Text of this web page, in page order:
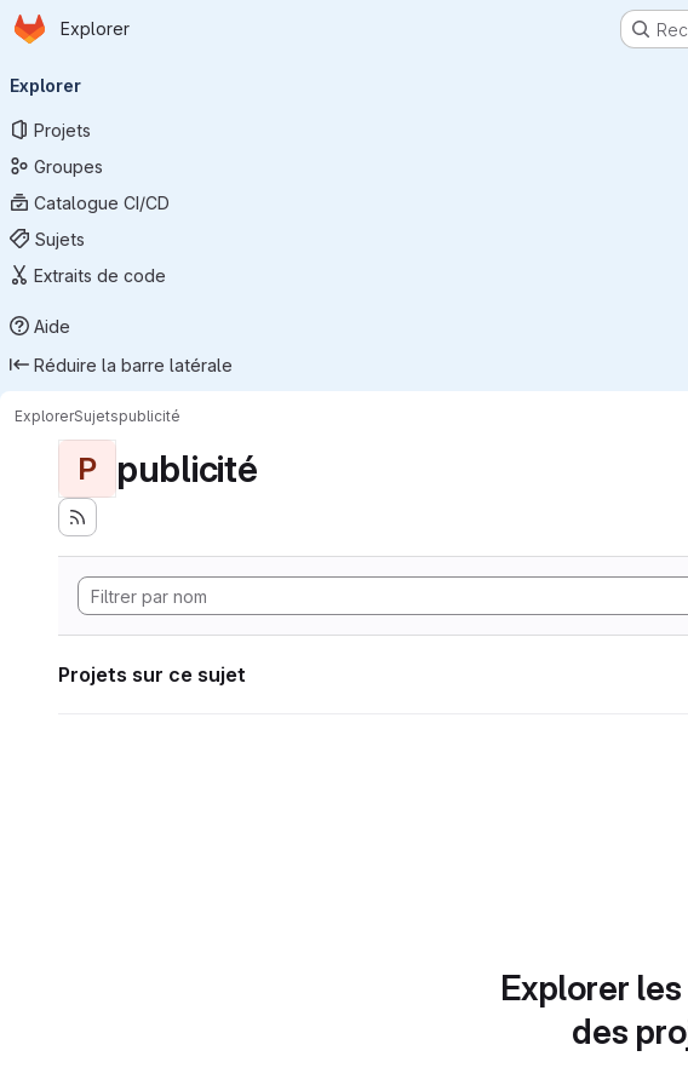
Passer au contenu principal
Page d'accueil
Explorer
principale
Explorer
Projets
Groupes
Catalogue CI/CD
Sujets
Extraits de code
Aide
Réduire la barre latérale
ExplorerSujetspublicité
P publicité
Projets sur ce sujet
Explorer
des